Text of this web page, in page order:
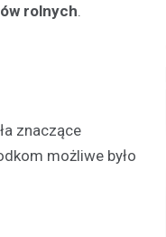
rolnych.
znaczące
możliwe było